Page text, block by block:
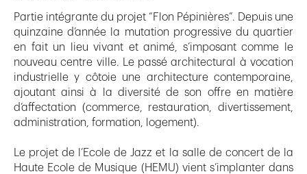
Partie intégrante du projet “Flon Pépinières”. Depuis une
quinzaine d’année la mutation progressive du quartier
en fait un lieu vivant et animé, s’imposant comme le
nouveau centre ville. Le passé architectural à vocation
industrielle y côtoie une architecture contemporaine,
ajoutant ainsi à la diversité de son offre en matière
d’affectation (commerce, restauration, divertissement,
administration, formation, logement).
Le projet de l’Ecole de Jazz et la salle de concert de la
Haute Ecole de Musique (HEMU) vient s’implanter dans